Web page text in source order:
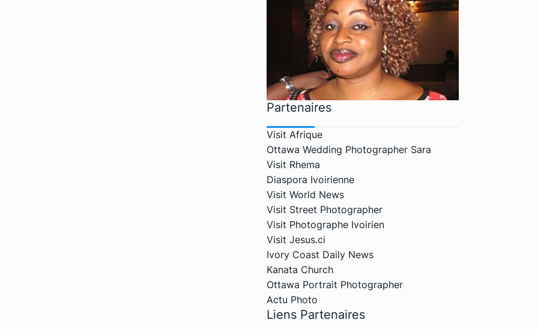
Partenaires
Visit Afrique
Ottawa Wedding Photographer Sara
Visit Rhema
Diaspora Ivoirienne
Visit World News
Visit Street Photographer
Visit Photographe Ivoirien
Visit Jesus.ci
Ivory Coast Daily News
Kanata Church
Ottawa Portrait Photographer
Actu Photo
Liens Partenaires